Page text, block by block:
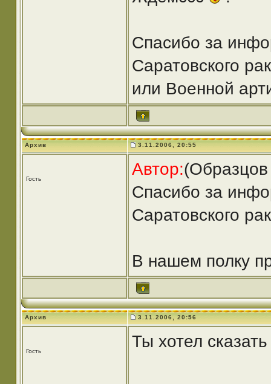
Спасибо за
Саратовского
или Военной
Архив 3.11.2006, 20:55
Гость
Автор:
Спасибо за
Саратовского
В нашем полку
Архив 3.11.2006, 20:56
Гость
Ты хотел